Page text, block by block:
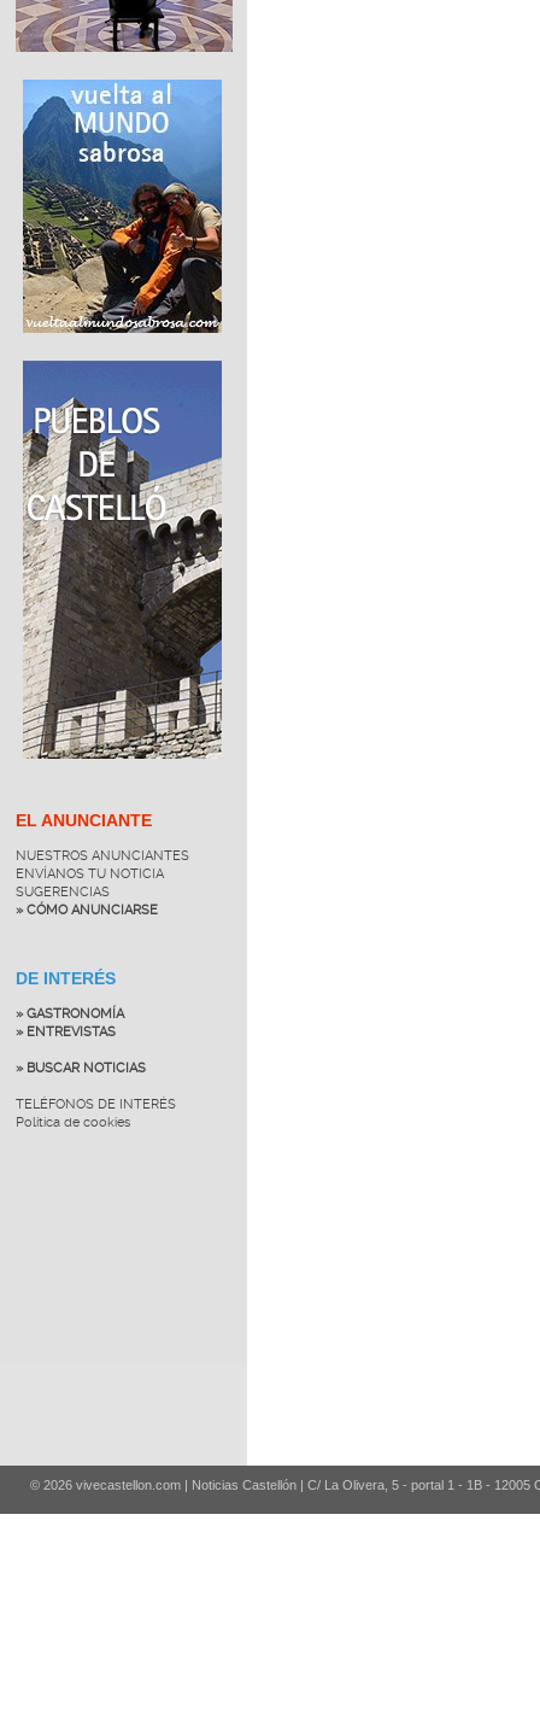
EL ANUNCIANTE
NUESTROS ANUNCIANTES
ENVÍANOS TU NOTICIA
SUGERENCIAS
» CÓMO ANUNCIARSE
DE INTERÉS
» GASTRONOMÍA
» ENTREVISTAS
» BUSCAR NOTICIAS
TELÉFONOS DE INTERÉS
Política de cookies
© 2026 vivecastellon.com | Noticias Castellón | C/ La Olivera, 5 - portal 1 - 1B - 12005